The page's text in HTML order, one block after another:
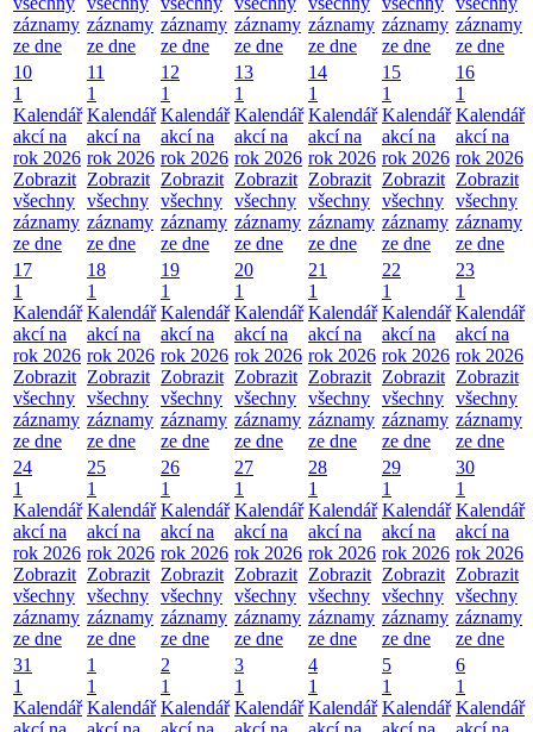
záznamy
ze dne
záznamy
ze dne
záznamy
ze dne
záznamy
ze dne
záznamy
ze dne
záznamy
ze dne
záznamy
ze dne
10
1
Kalendář
akcí na
rok 2026
Zobrazit
všechny
záznamy
ze dne
11
1
Kalendář
akcí na
rok 2026
Zobrazit
všechny
záznamy
ze dne
12
1
Kalendář
akcí na
rok 2026
Zobrazit
všechny
záznamy
ze dne
13
1
Kalendář
akcí na
rok 2026
Zobrazit
všechny
záznamy
ze dne
14
1
Kalendář
akcí na
rok 2026
Zobrazit
všechny
záznamy
ze dne
15
1
Kalendář
akcí na
rok 2026
Zobrazit
všechny
záznamy
ze dne
16
1
Kalendář
akcí na
rok 2026
Zobrazit
všechny
záznamy
ze dne
17
1
Kalendář
akcí na
rok 2026
Zobrazit
všechny
záznamy
ze dne
18
1
Kalendář
akcí na
rok 2026
Zobrazit
všechny
záznamy
ze dne
19
1
Kalendář
akcí na
rok 2026
Zobrazit
všechny
záznamy
ze dne
20
1
Kalendář
akcí na
rok 2026
Zobrazit
všechny
záznamy
ze dne
21
1
Kalendář
akcí na
rok 2026
Zobrazit
všechny
záznamy
ze dne
22
1
Kalendář
akcí na
rok 2026
Zobrazit
všechny
záznamy
ze dne
23
1
Kalendář
akcí na
rok 2026
Zobrazit
všechny
záznamy
ze dne
24
1
Kalendář
akcí na
rok 2026
Zobrazit
všechny
záznamy
ze dne
25
1
Kalendář
akcí na
rok 2026
Zobrazit
všechny
záznamy
ze dne
26
1
Kalendář
akcí na
rok 2026
Zobrazit
všechny
záznamy
ze dne
27
1
Kalendář
akcí na
rok 2026
Zobrazit
všechny
záznamy
ze dne
28
1
Kalendář
akcí na
rok 2026
Zobrazit
všechny
záznamy
ze dne
29
1
Kalendář
akcí na
rok 2026
Zobrazit
všechny
záznamy
ze dne
30
1
Kalendář
akcí na
rok 2026
Zobrazit
všechny
záznamy
ze dne
31
1
Kalendář
1
1
Kalendář
2
1
Kalendář
3
1
Kalendář
4
1
Kalendář
5
1
Kalendář
6
1
Kalendář